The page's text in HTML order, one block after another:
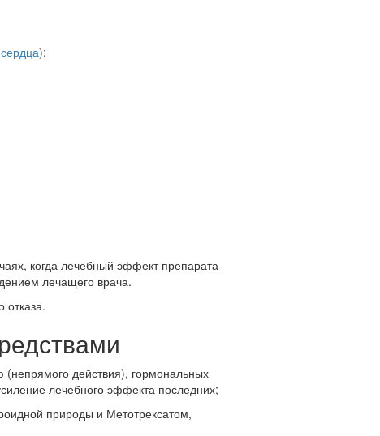
);
когда лечебный эффект препарата
лечащего врача.
отказа.
действия), гормональных
лечебного эффекта последних;
природы и Метотрексатом,